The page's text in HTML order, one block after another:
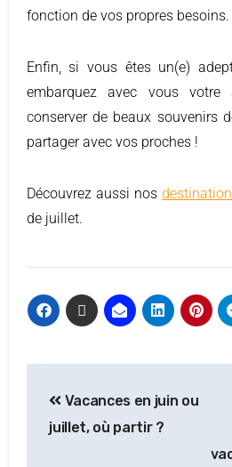
fonction de vos propres besoins.
Enfin, si vous êtes un(e)
embarquez avec vous votre
conserver de beaux souvenirs
partager avec vos proches !
Découvrez aussi nos
de juillet.
Vacances en juin ou
juillet, où partir ?